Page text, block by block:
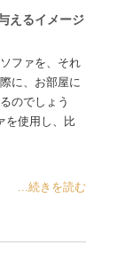
えるイメージ
ファを、それ
に、お部屋に
のでしょう
を使用し、比
...続きを読む